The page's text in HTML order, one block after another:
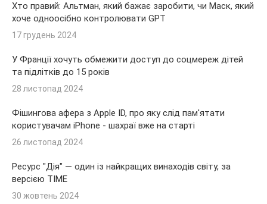
Хто правий: Альтман, який бажає заробити, чи Маск, який
хоче одноосібно контролювати GPT
17 грудень 2024
У Франції хочуть обмежити доступ до соцмереж дітей
та підлітків до 15 років
28 листопад 2024
Фішингова афера з Apple ID, про яку слід пам'ятати
користувачам iPhone - шахраї вже на старті
26 листопад 2024
Ресурс "Дія" — один із найкращих винаходів світу, за
версією TIME
30 жовтень 2024